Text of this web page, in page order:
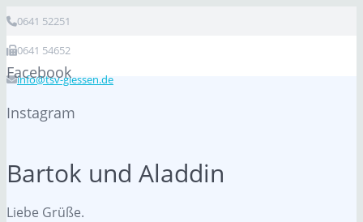
0641 52251
0641 54652
info@tsv-giessen.de
Facebook
Instagram
Bartok und Aladdin
Liebe Grüße.